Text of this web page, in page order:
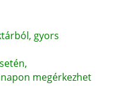
gyors
megérkezhet